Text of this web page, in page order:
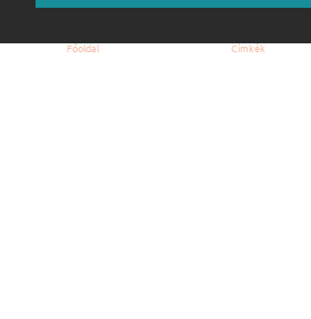
Főoldal Címkék